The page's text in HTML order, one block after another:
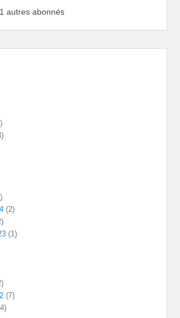
autres abonnés
(2)
(1)
(7)